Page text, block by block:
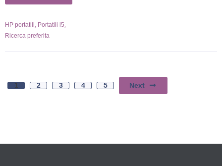
HP portatili Portatili i5
Ricerca preferita
1 2 3 4 5 Next